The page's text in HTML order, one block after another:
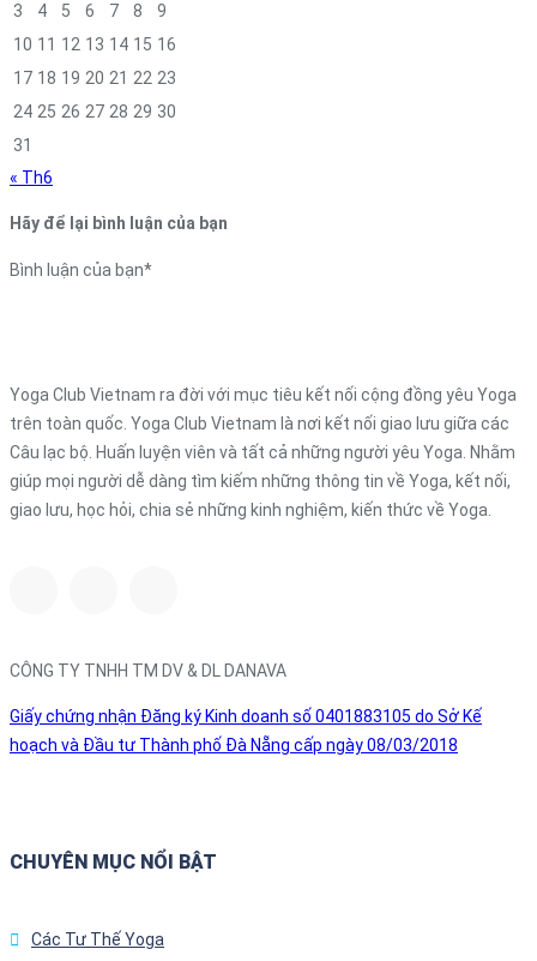
3
4 5 6 7 8
9
10 11 12 13 14 15 16
17 18 19 20 21 22 23
24 25 26 27 28 29 30
31
« Th6
Hãy để lại bình luận của bạn
Bình luận của bạn*
Yoga Club Vietnam ra đời với mục tiêu kết nối cộng đồng yêu Yoga
trên toàn quốc. Yoga Club Vietnam là nơi kết nối giao lưu giữa các
Câu lạc bộ. Huấn luyện viên và tất cả những người yêu Yoga. Nhằm
giúp mọi người dễ dàng tìm kiếm những thông tin về Yoga, kết nối,
giao lưu, học hỏi, chia sẻ những kinh nghiệm, kiến thức về Yoga.
CÔNG TY TNHH TM DV & DL DANAVA
Giấy chứng nhận Đăng ký Kinh doanh số 0401883105 do Sở Kế
hoạch và Đầu tư Thành phố Đà Nẵng cấp ngày 08/03/2018
CHUYÊN MỤC NỔI BẬT
Các Tư Thế Yoga